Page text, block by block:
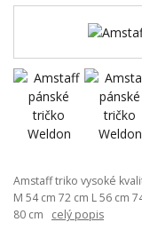
Amstaff triko vysoké
M 54 cm 72 cm L 56 cm
80 cm celý popis